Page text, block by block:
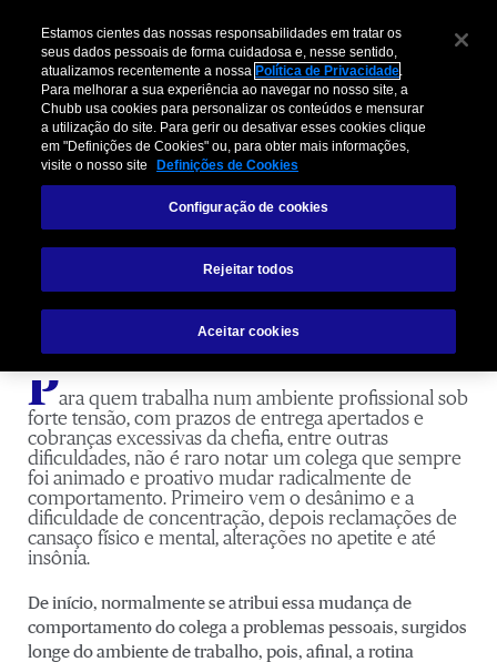
Síndrome de Burnout, saiba o que é
e como se prevenir
Para quem trabalha num ambiente profissional sob
forte tensão, com prazos de entrega apertados e
cobranças excessivas da chefia, entre outras
dificuldades, não é raro notar um colega que sempre
foi animado e proativo mudar radicalmente de
comportamento. Primeiro vem o desânimo e a
dificuldade de concentração, depois reclamações de
cansaço físico e mental, alterações no apetite e até
insônia.
De início, normalmente se atribui essa mudança de
comportamento do colega a problemas pessoais, surgidos
longe do ambiente de trabalho, pois, afinal, a rotina
Estamos cientes das nossas responsabilidades em tratar os
seus dados pessoais de forma cuidadosa e, nesse sentido,
atualizamos recentemente a nossa Política de Privacidade.
Para melhorar a sua experiência ao navegar no nosso site, a
Chubb usa cookies para personalizar os conteúdos e mensurar
a utilização do site. Para gerir ou desativar esses cookies clique
em "Definições de Cookies" ou, para obter mais informações,
visite o nosso site
Definições de Cookies
Configuração de cookies
Rejeitar todos
Aceitar cookies